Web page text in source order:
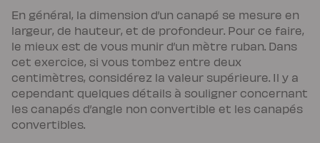
Sommier
en
bois
Sommier
électrique
Lits
et
têtes
lit
Lit
tapissier
Lit
En général, la dimension d’un canapé se mesure en
largeur, de hauteur, et de profondeur. Pour ce faire,
le mieux est de vous munir d’un mètre ruban. Dans
cet exercice, si vous tombez entre deux
centimètres, considérez la valeur supérieure. Il y a
cependant quelques détails à souligner concernant
les canapés d’angle non convertible et les canapés
convertibles.